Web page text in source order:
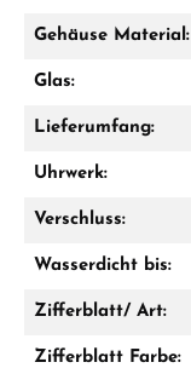
Gehäuse Material:
Glas:
Lieferumfang:
Uhrwerk:
Verschluss:
Wasserdicht bis:
Zifferblatt/ Art:
Zifferblatt Farbe: